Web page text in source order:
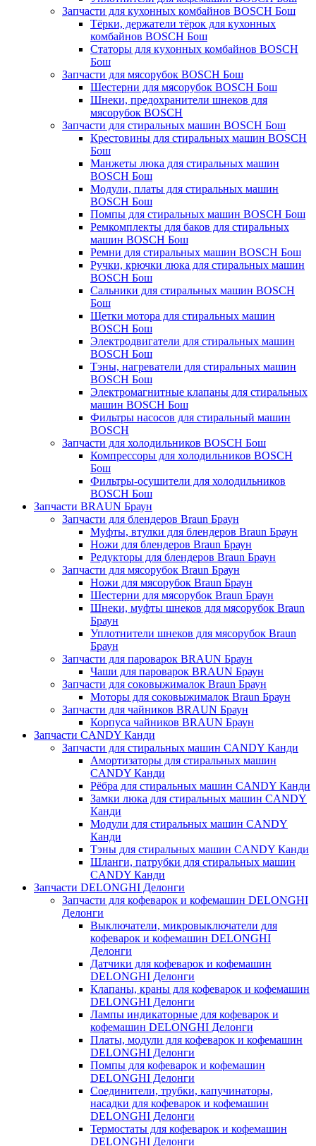
Запчасти для кухонных комбайнов BOSCH Бош
Тёрки, держатели тёрок для кухонных
комбайнов BOSCH Бош
Статоры для кухонных комбайнов BOSCH
Бош
Запчасти для мясорубок BOSCH Бош
Шестерни для мясорубок BOSCH Бош
Шнеки, предохранители шнеков для
мясорубок BOSCH
Запчасти для стиральных машин BOSCH Бош
Крестовины для стиральных машин BOSCH
Бош
Манжеты люка для стиральных машин
BOSCH Бош
Модули, платы для стиральных машин
BOSCH Бош
Помпы для стиральных машин BOSCH Бош
Ремкомплекты для баков для стиральных
машин BOSCH Бош
Ремни для стиральных машин BOSCH Бош
Ручки, крючки люка для стиральных машин
BOSCH Бош
Сальники для стиральных машин BOSCH
Бош
Щетки мотора для стиральных машин
BOSCH Бош
Электродвигатели для стиральных машин
BOSCH Бош
Тэны, нагреватели для стиральных машин
BOSCH Бош
Электромагнитные клапаны для стиральных
машин BOSCH Бош
Фильтры насосов для стиральный машин
BOSCH
Запчасти для холодильников BOSCH Бош
Компрессоры для холодильников BOSCH
Бош
Фильтры-осушители для холодильников
BOSCH Бош
Запчасти BRAUN Браун
Запчасти для блендеров Braun Браун
Муфты, втулки для блендеров Braun Браун
Ножи для блендеров Braun Браун
Редукторы для блендеров Braun Браун
Запчасти для мясорубок Braun Браун
Ножи для мясорубок Braun Браун
Шестерни для мясорубок Braun Браун
Шнеки, муфты шнеков для мясорубок Braun
Браун
Уплотнители шнеков для мясорубок Braun
Браун
Запчасти для пароварок BRAUN Браун
Чаши для пароварок BRAUN Браун
Запчасти для соковыжималок Braun Браун
Моторы для соковыжималок Braun Браун
Запчасти для чайников BRAUN Браун
Корпуса чайников BRAUN Браун
Запчасти CANDY Канди
Запчасти для стиральных машин CANDY Канди
Амортизаторы для стиральных машин
CANDY Канди
Рёбра для стиральных машин CANDY Канди
Замки люка для стиральных машин CANDY
Канди
Модули для стиральных машин CANDY
Канди
Тэны для стиральных машин CANDY Канди
Шланги, патрубки для стиральных машин
CANDY Канди
Запчасти DELONGHI Делонги
Запчасти для кофеварок и кофемашин DELONGHI
Делонги
Выключатели, микровыключатели для
кофеварок и кофемашин DELONGHI
Делонги
Датчики для кофеварок и кофемашин
DELONGHI Делонги
Клапаны, краны для кофеварок и кофемашин
DELONGHI Делонги
Лампы индикаторные для кофеварок и
кофемашин DELONGHI Делонги
Платы, модули для кофеварок и кофемашин
DELONGHI Делонги
Помпы для кофеварок и кофемашин
DELONGHI Делонги
Соединители, трубки, капучинаторы,
насадки для кофеварок и кофемашин
DELONGHI Делонги
Термостаты для кофеварок и кофемашин
DELONGHI Делонги